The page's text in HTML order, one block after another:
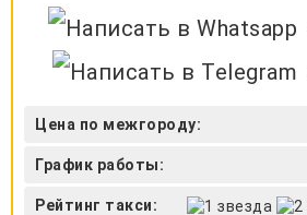
Цена по межгороду:
График работы:
Рейтинг такси: